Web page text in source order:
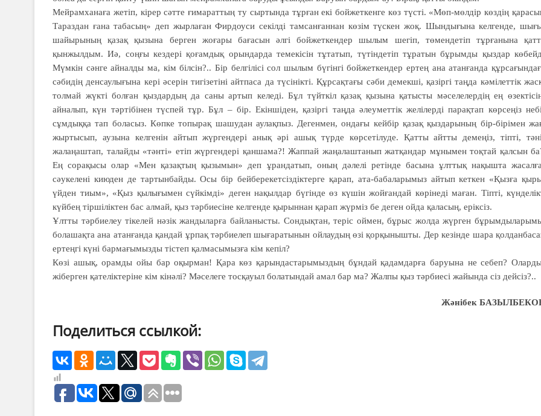
Мейрамханаға жетіп, кірер сәтте ғимараттың ту сыртында тұрған екі бойжеткенге көз түсті. «Мөп-мөлдір көздің
Тараздан ғана табасың» деп жырлаған Фирдоуси секілді тамсанғаннан көзім түскен жоқ. Шындығына келгенде,
шайырының қазақ қызына берген жоғары бағасын әлгі бойжеткендер шылым шегіп, төмендетіп тұрғанына
қынжылдым. Иә, соңғы кездері қоғамдық орындарда темекісін тұтатып, түтіндетіп тұратын бұрымды қыздар
Мүмкін сәнге айналды ма, кім білсін?.. Бір белгілісі сол шылым бүгінгі бойжеткендер ертең ана атанғанда
сәбидің денсаулығына кері әсерін тигізетіні айтпаса да түсінікті. Құрсақтағы сәби демекші, қазіргі таңда кәмілеттік
толмай жүкті болған қыздардың да саны артып келеді. Бұл түйткіл қазақ қызына қатысты мәселелердің ең
айналып, күн тәртібінен түспей тұр. Бұл – бір. Екіншіден, қазіргі таңда әлеуметтік желілерді парақтап көрсеңіз
сұмдыққа тап боласыз. Көпке топырақ шашудан аулақпыз. Дегенмен, ондағы кейбір қазақ қыздарының бір-бірімен
жыртысып, аузына келгенін айтып жүргендері анық әрі ашық түрде көрсетілуде. Қатты айтты демеңіз, тіпті,
жалаңаштап, талайды «тәнті» етіп жүргендері қаншама?! Жаппай жаңалаштанып жатқандар мұнымен тоқтай қалсын
Ең сорақысы олар «Мен қазақтың қызымын» деп ұрандатып, оның дәлелі ретінде басына ұлттық нақышта
сәукелені киюден де тартынбайды. Осы бір бейберекетсіздіктерге қарап, ата-бабаларымыз айтып кеткен «Қызға
үйден тиым», «Қыз қылығымен сүйкімді» деген нақылдар бүгінде өз күшін жойғандай көрінеді маған. Тіпті,
күйбең тіршіліктен бас алмай, қыз тәрбиесіне келгенде қырыннан қарап жүрміз бе деген ойда қаласың, еріксіз.
Ұлтты тәрбиелеу тікелей нәзік жандыларға байланысты. Сондықтан, теріс оймен, бұрыс жолда жүрген
болашақта ана атанғанда қандай ұрпақ тәрбиелеп шығаратынын ойлаудың өзі қорқынышты. Дер кезінде шара
ертеңгі күні бармағымызды тістеп қалмасымызға кім кепіл?
Көзі ашық, орамды ойы бар оқырман! Қара көз қарындастарымыздың бұндай қадамдарға баруына не себеп?
жіберген қателіктеріне кім кінәлі? Мәселеге тосқауыл болатындай амал бар ма? Жалпы қыз тәрбиесі жайында сіз дейсіз?..
Жәнібек
Поделиться ссылкой: